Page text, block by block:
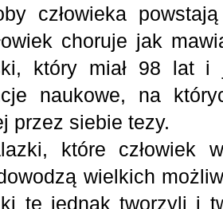
człowieka
choruje jak
który miał 98 lat i
naukowe, na
przez siebie tezy.
które człowiek
wielkich
te jednak tworzyli i